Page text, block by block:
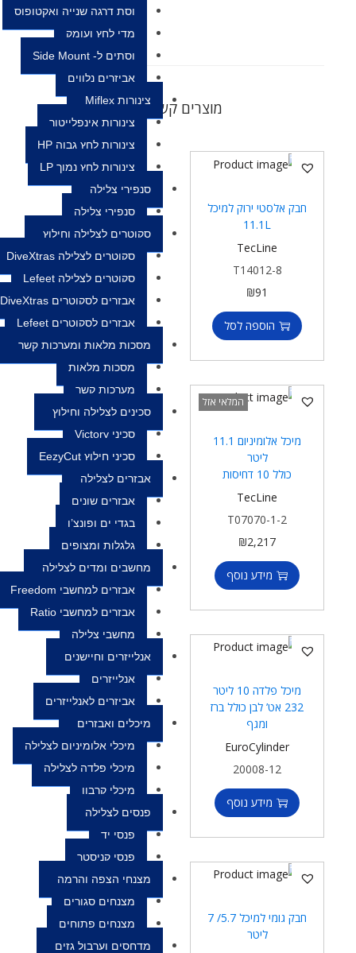
וסת דרגה שנייה ואקטופוס
מדי לחץ ועומק
וסתים ל- Side Mount
אביזרים נלווים
צינורות Miflex
צינורות אינפלייטור
צינורות לחץ גבוה HP
צינורות לחץ נמוך LP
סנפירי צלילה
סנפירי צלילה
סקוטרים לצלילה וחילוץ
סקוטרים לצלילה DiveXtras
סקוטרים לצלילה Lefeet
אבזרים לסקוטרים DiveXtras
אבזרים לסקוטרים Lefeet
מסכות מלאות ומערכות קשר
מסכות מלאות
מערכות קשר
סכינים לצלילה וחילוץ
סכיני Victory
סכיני חילוץ EezyCut
אבזרים לצלילה
אבזרים שונים
בגדי ים ופונצ’ו
גלגלות ומצופים
מחשבים ומדים לצלילה
אבזרים למחשבי Freedom
אבזרים למחשבי Ratio
מחשבי צלילה
אנלייזרים וחיישנים
אנלייזרים
אביזרים לאנלייזרים
מיכלים ואבזרים
מיכלי אלומיניום לצלילה
מיכלי פלדה לצלילה
מיכלי קרבון
פנסים לצלילה
פנסי יד
פנסי קניסטר
מצנחי הצפה והרמה
מצנחים סגורים
מצנחים פתוחים
מדחסים וערבול גזים
מוצרים קשורים
חבק אלסטי ירוק למיכל
TecLine
T14012-8
הוספה לסל
המלאי אזל
מיכל אלומיניום 11.1
TecLine
T07070-1-2
₪2,217
מידע נוסף
מיכל פלדה 10 ליטר
232 אט’ לבן כולל ברז
EuroCylinder
20008-12
מידע נוסף
חבק גומי למיכל 5.7/ 7